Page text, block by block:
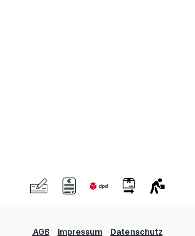
AGB Impressum Datenschutz